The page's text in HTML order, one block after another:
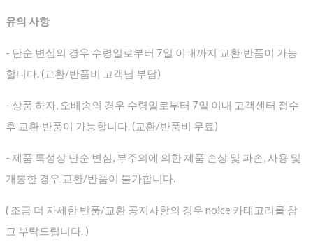
유의 사항
- 단순 변심의 경우 수령일로부터 7일 이내까지 교환∙반품이 가능
합니다. (교환/반품비 고객님 부담)
- 상품 하자, 오배송의 경우 수령일로부터 7일 이내 고객센터 접수
후 교환∙반품이 가능합니다. (교환/반품비 무료)
- 제품 특성상 단순 변심, 부주의에 의한 제품 손상 및 파손, 사용 및
개봉한 경우 교환/반품이 불가합니다.
( 조금 더 자세한 반품/교환 공지사항의 경우 noice 카테고리를 참
고 부탁드립니다. )